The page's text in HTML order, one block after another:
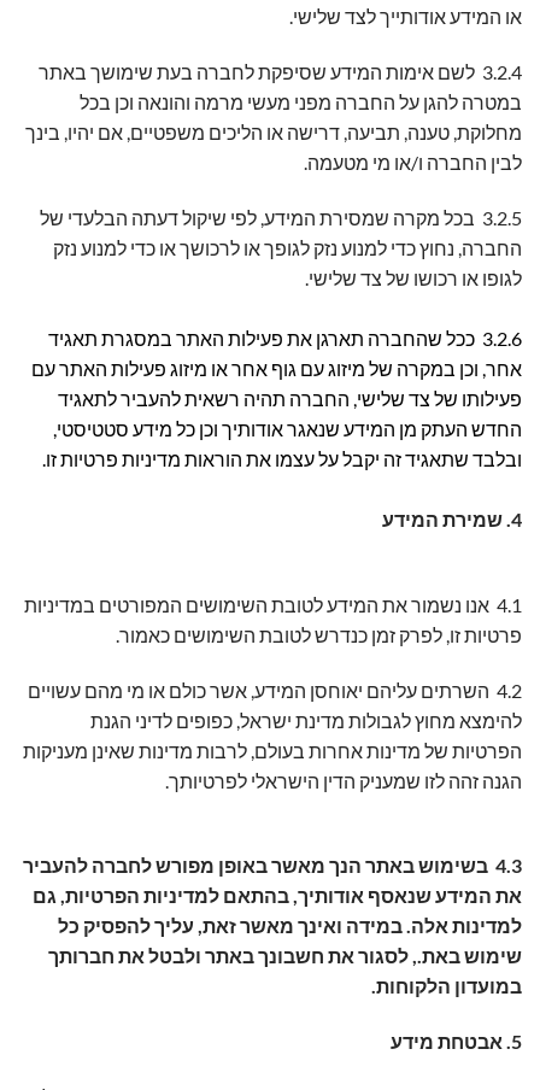
או המידע אודותייך לצד שלישי.
3.2.4 לשם אימות המידע שסיפקת לחברה בעת שימושך באתר
במטרה להגן על החברה מפני מעשי מרמה והונאה וכן בכל
מחלוקת, טענה, תביעה, דרישה או הליכים משפטיים, אם יהיו, בינך
לבין החברה ו/או מי מטעמה.
3.2.5 בכל מקרה שמסירת המידע, לפי שיקול דעתה הבלעדי של
החברה, נחוץ כדי למנוע נזק לגופך או לרכושך או כדי למנוע נזק
לגופו או רכושו של צד שלישי.
3.2.6 ככל שהחברה תארגן את פעילות האתר במסגרת תאגיד
אחר, וכן במקרה של מיזוג עם גוף אחר או מיזוג פעילות האתר עם
פעילותו של צד שלישי, החברה תהיה רשאית להעביר לתאגיד
החדש העתק מן המידע שנאגר אודותיך וכן כל מידע סטטיסטי,
ובלבד שתאגיד זה יקבל על עצמו את הוראות מדיניות פרטיות זו.
4. שמירת המידע
4.1 אנו נשמור את המידע לטובת השימושים המפורטים במדיניות
פרטיות זו, לפרק זמן כנדרש לטובת השימושים כאמור.
4.2 השרתים עליהם יאוחסן המידע, אשר כולם או מי מהם עשויים
להימצא מחוץ לגבולות מדינת ישראל, כפופים לדיני הגנת
הפרטיות של מדינות אחרות בעולם, לרבות מדינות שאינן מעניקות
הגנה זהה לזו שמעניק הדין הישראלי לפרטיותך.
4.3 בשימוש באתר הנך מאשר באופן מפורש לחברה להעביר
את המידע שנאסף אודותיך, בהתאם למדיניות הפרטיות, גם
למדינות אלה. במידה ואינך מאשר זאת, עליך להפסיק כל
שימוש באת., לסגור את חשבונך באתר ולבטל את חברותך
במועדון הלקוחות.
5. אבטחת מידע